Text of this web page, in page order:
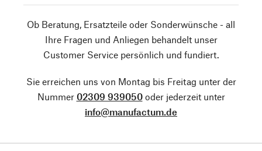
Ob Beratung, Ersatzteile oder Sonderwünsche - all
Ihre Fragen und Anliegen behandelt unser
Customer Service persönlich und fundiert.
Sie erreichen uns von Montag bis Freitag unter der
Nummer 02309 939050oder jederzeit unter
info@manufactum.de